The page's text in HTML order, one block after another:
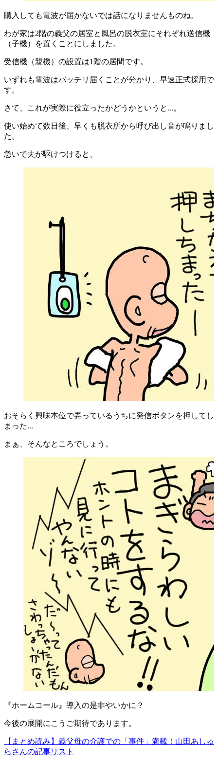
購入しても電波が届かないでは話になりませんものね。
わが家は2階の義父の居室と風呂の脱衣室にそれぞれ送信機
（子機）を置くことにしました。
受信機（親機）の設置は1階の居間です。
いずれも電波はバッチリ届くことが分かり、早速正式採用で
す。
さて、これが実際に役立ったかどうかというと...。
使い始めて数日後、早くも脱衣所から呼び出し音が鳴りまし
た。
急いで夫が駆けつけると、
おそらく興味本位で弄っているうちに発信ボタンを押してし
まった...
まぁ、そんなところでしょう。
『ホームコール』導入の是非やいかに？
今後の展開にこうご期待であります。
【まとめ読み】義父母の介護での「事件」満載！山田あしゅ
らさんの記事リスト